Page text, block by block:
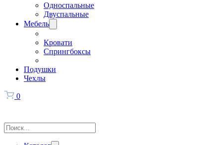
Односпальные
Двуспальные
Мебель
Кровати
Спрингбоксы
Подушки
Чехлы
0
Поиск